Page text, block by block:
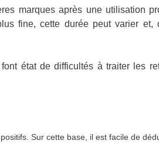
marques après une utilisation
fine, cette durée peut varier
état de difficultés à traiter les
Sur cette base, il est facile de